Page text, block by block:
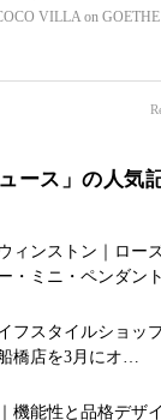
VILLA on GOETHE
ース」の人気
ィンストン｜ロー
・ミニ・ペンダン
フスタイルショッ
橋店を3月にオ…
機能性と品格デザ